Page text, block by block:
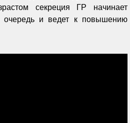
секреция ГР начинает
очередь и ведет к повышению